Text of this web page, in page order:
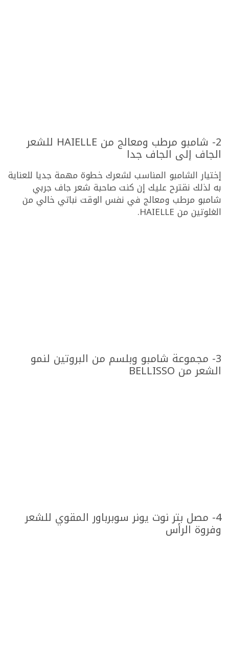
2- شامبو مرطب ومعالج من HAIELLE للشعر
الجاف إلى الجاف جدا
إختيار الشامبو المناسب لشعرك خطوة مهمة جديا للعناية
به لذلك نقترح عليك إن كنت صاحبة شعر جاف جربي
شامبو مرطب ومعالج في نفس الوقت نباتي خالي من
الغلوتين من HAIELLE.
3- مجموعة شامبو وبلسم من البروتين لنمو
الشعر من BELLISSO
4- مصل بتر نوت يونر سوبرباور المقوي للشعر
وفروة الرأس